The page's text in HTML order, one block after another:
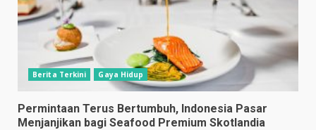
Berita Terkini Gaya Hidup
Permintaan Terus Bertumbuh, Indonesia Pasar
Menjanjikan bagi Seafood Premium Skotlandia